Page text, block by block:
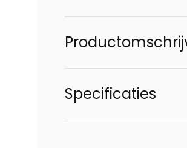
Specificaties